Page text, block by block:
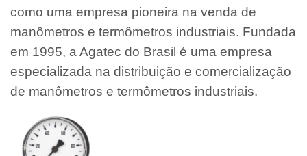
como uma empresa pioneira na venda de
manômetros e termômetros industriais. Fundada
em 1995, a Agatec do Brasil é uma empresa
especializada na distribuição e comercialização
de manômetros e termômetros industriais.